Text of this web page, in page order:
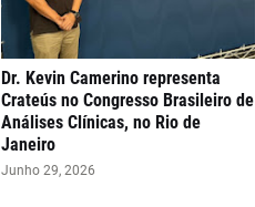
Dr. Kevin Camerino representa
Crateús no Congresso Brasileiro de
Análises Clínicas, no Rio de
Janeiro
Junho 29, 2026